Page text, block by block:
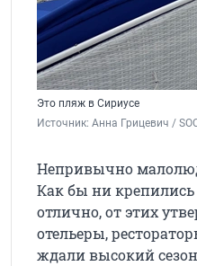
Это пляж в Сириусе
Источник: Анна Грицевич /
Непривычно
Как бы ни крепились
отлично, от этих
отельеры,
ждали высокий